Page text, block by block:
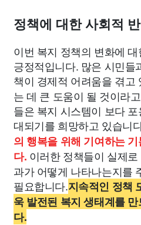
정책에 대한 사회적
이번 복지 정책의 변화에
긍정적입니다. 많은 시민들
책이 경제적 어려움을 겪고
는 데 큰 도움이 될 것이라
들은 복지 시스템이 보다
대되기를 희망하고 있습니
의 행복을 위해 기여하는
다. 이러한 정책들이 실제
과가 어떻게 나타나는지를
필요합니다.지속적인 정책
욱 발전된 복지 생태계를
다.